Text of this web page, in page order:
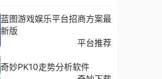
蓝图游戏娱乐平台招商方案最
新版
平台推荐
奇妙PK10走势分析软件